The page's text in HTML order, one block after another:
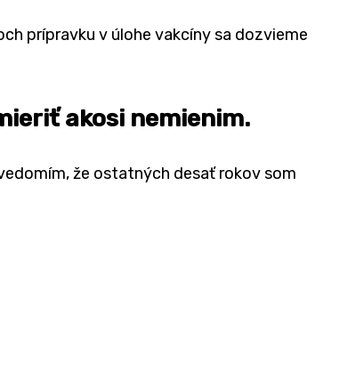
prípravku v úlohe vakcíny sa dozvieme
akosi nemienim.
že ostatných desať rokov som